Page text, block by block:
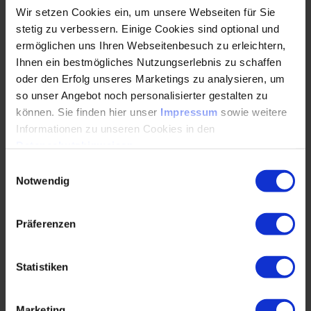
Wir setzen Cookies ein, um unsere Webseiten für Sie
stetig zu verbessern. Einige Cookies sind optional und
ermöglichen uns Ihren Webseitenbesuch zu erleichtern,
Ihnen ein bestmögliches Nutzungserlebnis zu schaffen
oder den Erfolg unseres Marketings zu analysieren, um
so unser Angebot noch personalisierter gestalten zu
können. Sie finden hier unser Impressum sowie weitere
Informationen zu unseren Cookies in den
Notwendig
Präferenzen
Statistiken
Bild 3: Screenshot der Engineering-KI Analyser®: Beispiel Scherkraft als Q-
Der Screenshot des Analyser® vergleicht gemessene
Abscherkraft) bestand (Bild 2).
Die Modell-Validierungs-Grafik (s. Bild 3) der Engineering-
KI dient zur Sicherung der Qualität des Vorhersagemodells: